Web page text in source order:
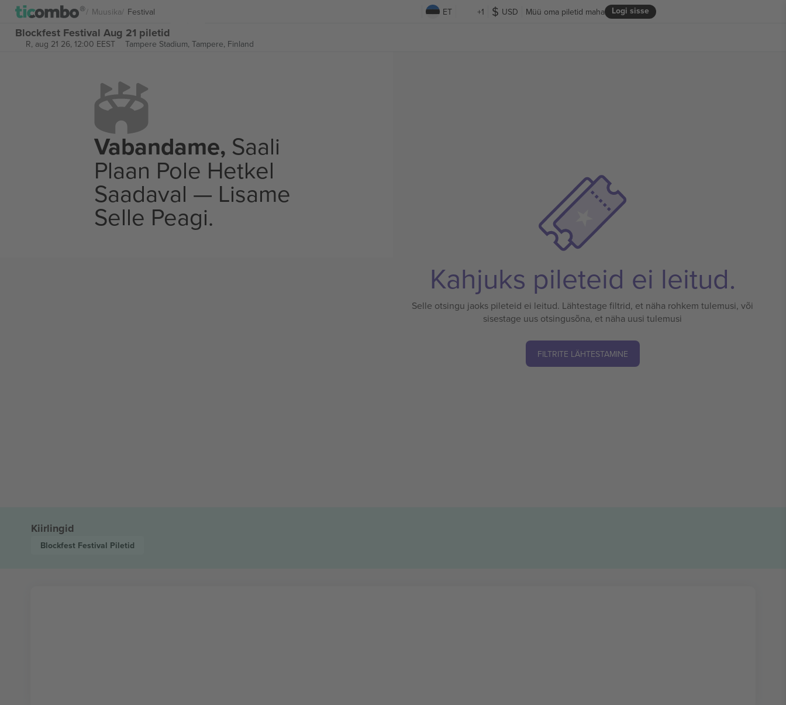
Muusika Festival ET +1 USD Logi sisse
Müü oma piletid maha
Blockfest Festival Aug 21 piletid
R, aug 21 26, 12:00 EEST Tampere Stadium, Tampere, Finland
Vabandame, Saali
Plaan Pole Hetkel
Saadaval — Lisame
Selle Peagi.
Kahjuks pileteid ei leitud.
Selle otsingu jaoks pileteid ei leitud. Lähtestage filtrid, et näha rohkem tulemusi, või
sisestage uus otsingusõna, et näha uusi tulemusi
FILTRITE LÄHTESTAMINE
Kiirlingid
Blockfest Festival Piletid